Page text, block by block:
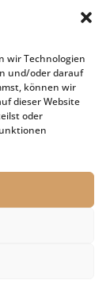
wir Technologien
und/oder darauf
können wir
dieser Website
oder
die